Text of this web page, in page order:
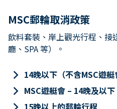
MSC郵輪取消政策
飲料套裝、岸上觀光行程、接
廳、SPA 等）。
keyboard_arrow_right 14晚以下（不含MSC遊艇
keyboard_arrow_right MSC遊艇會 – 14晚及以下